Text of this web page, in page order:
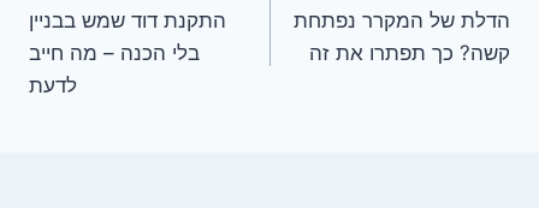
הדלת של המקרר נפתחת
קשה? כך תפתרו את זה
התקנת דוד שמש בבניין
בלי הכנה – מה חייב
לדעת